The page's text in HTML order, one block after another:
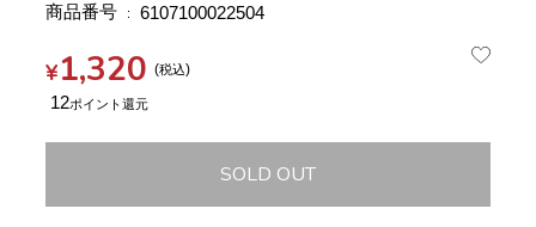
商品番号 6107100022504
¥1,320 税込
12
SOLD OUT